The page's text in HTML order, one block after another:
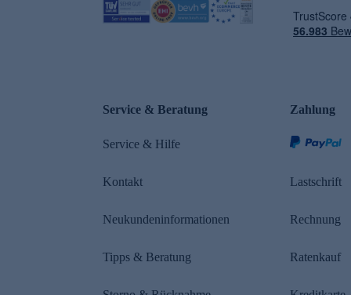
Service & Beratung
Service & Hilfe
Kontakt
Neukundeninformationen
Tipps & Beratung
Zahlung
Lastschrift
Rechnung
Ratenkauf